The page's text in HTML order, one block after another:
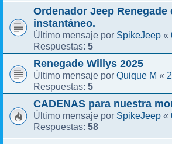
Ordenador Jeep Renegade
instantáneo.
Último mensaje por SpikeJeep «
Respuestas: 5
Renegade Willys 2025
Último mensaje por Quique M «
Respuestas: 5
CADENAS para nuestra
Último mensaje por SpikeJeep «
Respuestas: 58